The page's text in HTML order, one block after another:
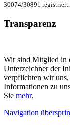
30074/30891 registriert.
Transparenz
Wir sind Mitglied in
Unterzeichner der
verpflichten wir uns,
Informationen zu
Sie mehr.
Navigation